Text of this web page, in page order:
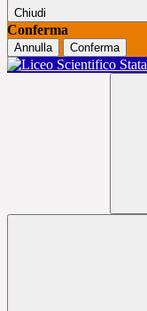
Chiudi
Conferma
Annulla Conferma